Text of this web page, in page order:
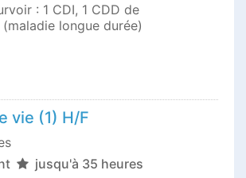
: 1 CDI, 1 CDD de
longue durée)
vie (1) H/F
jusqu'à 35 heures